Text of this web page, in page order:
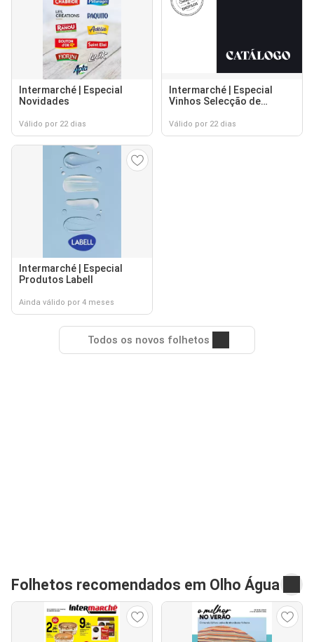
Intermarché | Especial
Novidades
Válido por 22 dias
Intermarché | Especial
Vinhos Selecção de
Válido por 22 dias
Intermarché | Especial
Produtos Labell
Ainda válido por 4 meses
Todos os novos folhetos
Folhetos recomendados em Olho Água